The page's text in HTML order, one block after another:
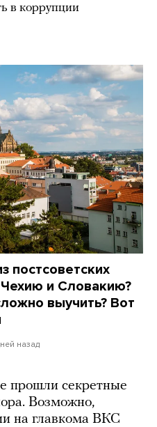
в коррупции
постсоветских
Чехию и Словакию?
выучить? Вот
назад
прошли секретные
Возможно,
на главкома ВКС